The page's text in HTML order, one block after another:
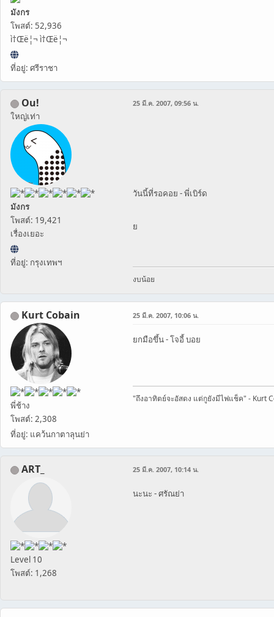
มังกร
โพสต์: 52,936
ì†Œë¦¬ ì†Œë¦¬
ที่อยู่: ศรีราชา
Ou!
ใหญ่เท่า
มังกร
โพสต์: 19,421
เรื่องเยอะ
ที่อยู่: กรุงเทพฯ
25 มี.ค. 2007, 09:56 น.
วันนี้ที่รอคอย - พี่เบิร์ด
ย
งบน้อย
Kurt Cobain
พี่ช้าง
โพสต์: 2,308
ที่อยู่: แคว้นกาตาลุนย่า
25 มี.ค. 2007, 10:06 น.
ยกมือขึ้น - โจอี้ บอย
"ถึงอาทิตย์จะอัสดง แต่กูยังมีไฟแช็ค" - Kurt
ART_
Level 10
โพสต์: 1,268
25 มี.ค. 2007, 10:14 น.
นะนะ - ศรัณย่า